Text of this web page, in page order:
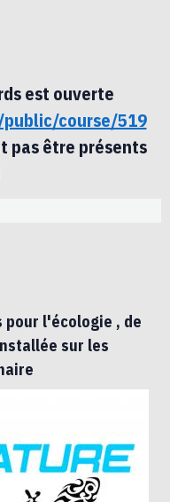
est ouverte
course/519
pas être présents
pour l'écologie , de
sur les